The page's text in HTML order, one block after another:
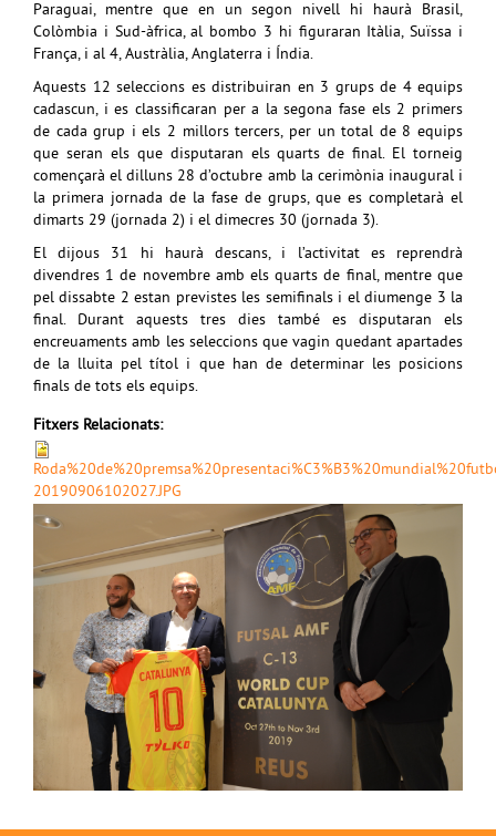
Paraguai, mentre que en un segon nivell hi haurà Brasil,
Colòmbia i Sud-àfrica, al bombo 3 hi figuraran Itàlia, Suïssa i
França, i al 4, Austràlia, Anglaterra i Índia.
Aquests 12 seleccions es distribuiran en 3 grups de 4 equips
cadascun, i es classificaran per a la segona fase els 2 primers
de cada grup i els 2 millors tercers, per un total de 8 equips
que seran els que disputaran els quarts de final. El torneig
començarà el dilluns 28 d’octubre amb la cerimònia inaugural i
la primera jornada de la fase de grups, que es completarà el
dimarts 29 (jornada 2) i el dimecres 30 (jornada 3).
El dijous 31 hi haurà descans, i l’activitat es reprendrà
divendres 1 de novembre amb els quarts de final, mentre que
pel dissabte 2 estan previstes les semifinals i el diumenge 3 la
final. Durant aquests tres dies també es disputaran els
encreuaments amb les seleccions que vagin quedant apartades
de la lluita pel títol i que han de determinar les posicions
finals de tots els equips.
Fitxers Relacionats:
20190906102027.JPG